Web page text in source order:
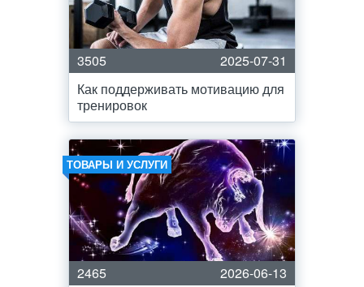
3505
2025-07-31
Как поддерживать мотивацию для
тренировок
ТОВАРЫ И УСЛУГИ
2465
2026-06-13